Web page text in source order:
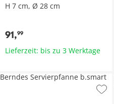
H 7 cm, Ø 28 cm
91,99
Lieferzeit: bis zu 3 Werktage
Berndes Servierpfanne b.smart